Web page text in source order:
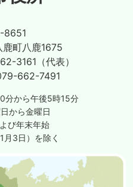
8651
町八鹿1675
3161（代表）
662-7491
分から午後5時15分
から金曜日
び年末年始
月3日）を除く